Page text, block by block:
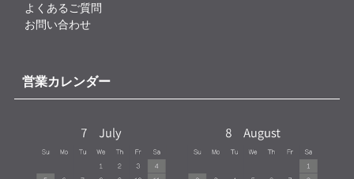
よくあるご質問
お問い合わせ
営業カレンダー